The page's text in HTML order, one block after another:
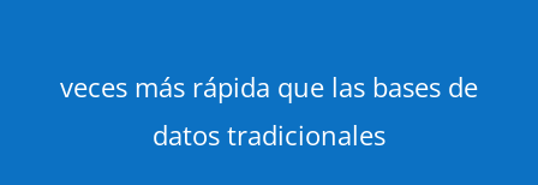
veces más rápida que las bases de
datos tradicionales